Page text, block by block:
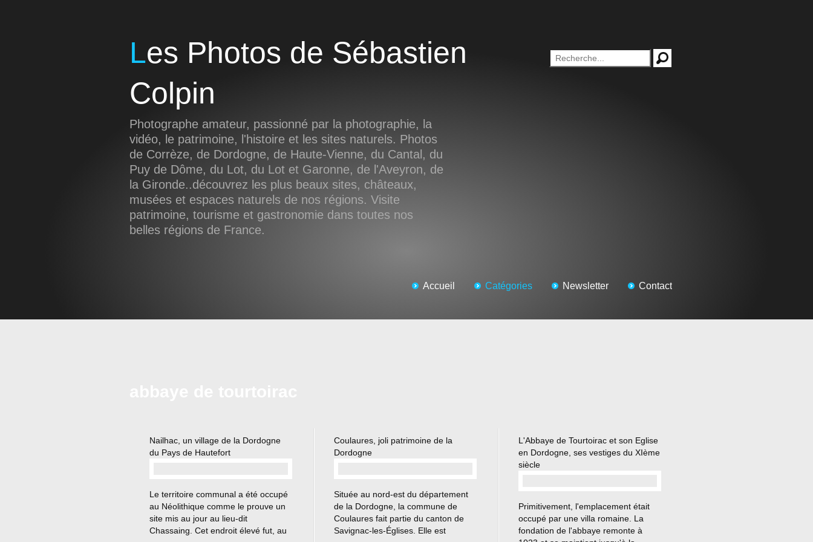
Les Photos de Sébastien
Colpin
Photographe amateur, passionné par la photographie, la
vidéo, le patrimoine, l'histoire et les sites naturels. Photos
de Corrèze, de Dordogne, de Haute-Vienne, du Cantal, du
Puy de Dôme, du Lot, du Lot et Garonne, de l'Aveyron, de
la Gironde..découvrez les plus beaux sites, châteaux,
musées et espaces naturels de nos régions. Visite
patrimoine, tourisme et gastronomie dans toutes nos
belles régions de France.
Accueil Catégories Newsletter Contact
Nailhac, un village de la Dordogne
du Pays de Hautefort
Le territoire communal a été occupé
au Néolithique comme le prouve un
site mis au jour au lieu-dit
Chassaing. Cet endroit élevé fut, au
Coulaures, joli patrimoine de la
Dordogne
Située au nord-est du département
de la Dordogne, la commune de
Coulaures fait partie du canton de
Savignac-les-Églises. Elle est
L'Abbaye de Tourtoirac et son Eglise
en Dordogne, ses vestiges du XIème
siècle
Primitivement, l'emplacement était
occupé par une villa romaine. La
fondation de l'abbaye remonte à